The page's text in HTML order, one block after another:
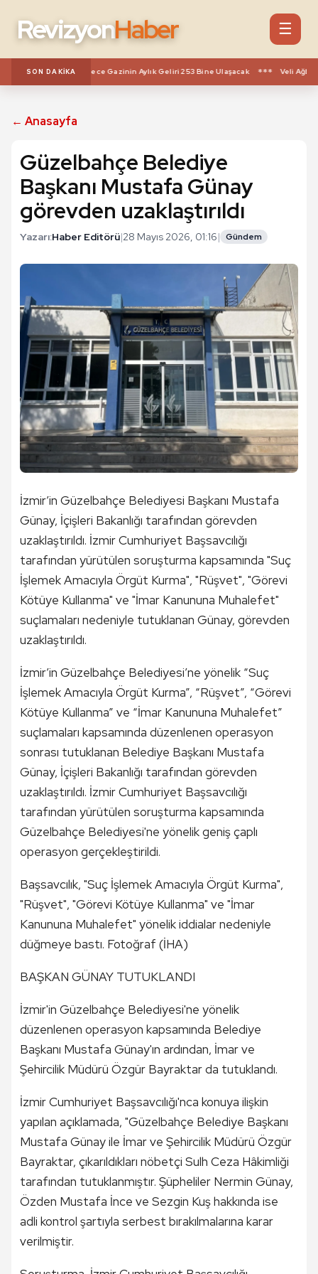
RevizyonHaber ☰
SON DAKIKA
Yeni Haklar: 1. Derece Gazinin Aylık Geliri 253 Bine Ulaşacak *** Veli Ağbaba
← Anasayfa
Güzelbahçe Belediye
Başkanı Mustafa Günay
görevden uzaklaştırıldı
Yazarı:Haber Editörü|28 Mayıs 2026, 01:16| Gündem
İzmir’in Güzelbahçe Belediyesi Başkanı Mustafa
Günay, İçişleri Bakanlığı tarafından görevden
uzaklaştırıldı. İzmir Cumhuriyet Başsavcılığı
tarafından yürütülen soruşturma kapsamında "Suç
İşlemek Amacıyla Örgüt Kurma", "Rüşvet", "Görevi
Kötüye Kullanma" ve "İmar Kanununa Muhalefet"
suçlamaları nedeniyle tutuklanan Günay, görevden
uzaklaştırıldı.
İzmir’in Güzelbahçe Belediyesi’ne yönelik “Suç
İşlemek Amacıyla Örgüt Kurma”, “Rüşvet”, “Görevi
Kötüye Kullanma” ve “İmar Kanununa Muhalefet”
suçlamaları kapsamında düzenlenen operasyon
sonrası tutuklanan Belediye Başkanı Mustafa
Günay, İçişleri Bakanlığı tarafından görevden
uzaklaştırıldı. İzmir Cumhuriyet Başsavcılığı
tarafından yürütülen soruşturma kapsamında
Güzelbahçe Belediyesi'ne yönelik geniş çaplı
operasyon gerçekleştirildi.
Başsavcılık, "Suç İşlemek Amacıyla Örgüt Kurma",
"Rüşvet", "Görevi Kötüye Kullanma" ve "İmar
Kanununa Muhalefet" yönelik iddialar nedeniyle
düğmeye bastı. Fotoğraf (İHA)
BAŞKAN GÜNAY TUTUKLANDI
İzmir'in Güzelbahçe Belediyesi'ne yönelik
düzenlenen operasyon kapsamında Belediye
Başkanı Mustafa Günay'ın ardından, İmar ve
Şehircilik Müdürü Özgür Bayraktar da tutuklandı.
İzmir Cumhuriyet Başsavcılığı'nca konuya ilişkin
yapılan açıklamada, "Güzelbahçe Belediye Başkanı
Mustafa Günay ile İmar ve Şehircilik Müdürü Özgür
Bayraktar, çıkarıldıkları nöbetçi Sulh Ceza Hâkimliği
tarafından tutuklanmıştır. Şüpheliler Nermin Günay,
Özden Mustafa İnce ve Sezgin Kuş hakkında ise
adli kontrol şartıyla serbest bırakılmalarına karar
verilmiştir.